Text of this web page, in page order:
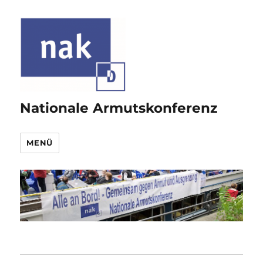
Nationale Armutskonferenz
MENÜ